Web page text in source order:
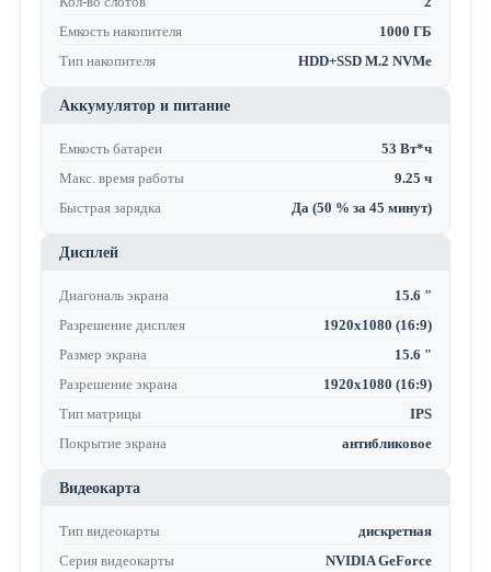
Емкость накопителя
1000 ГБ
Тип накопителя
HDD+SSD M.2 NVMe
Аккумулятор и питание
Емкость батареи
53 Вт*ч
Макс. время работы
9.25 ч
Быстрая зарядка
Да (50 % за 45 минут)
Дисплей
Диагональ экрана
15.6 "
Разрешение дисплея
1920x1080 (16:9)
Размер экрана
15.6 "
Разрешение экрана
1920x1080 (16:9)
Тип матрицы
IPS
Покрытие экрана
антибликовое
Видеокарта
Тип видеокарты
дискретная
Серия видеокарты
NVIDIA GeForce